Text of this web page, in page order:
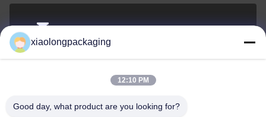
El correo
electrónico
Tina@xiaolongpackaging.com
0086-15322891631
xiaolongpackaging
12:10 PM
Good day, what product are you looking for?